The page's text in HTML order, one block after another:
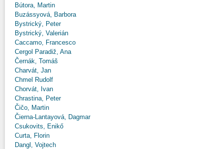
Bútora, Martin
Buzássyová, Barbora
Bystrický, Peter
Bystrický, Valerián
Caccamo, Francesco
Cergol Paradiž, Ana
Černák, Tomáš
Charvát, Jan
Chmel Rudolf
Chorvát, Ivan
Chrastina, Peter
Čičo, Martin
Čierna-Lantayová, Dagmar
Csukovits, Enikő
Curta, Florin
Dangl, Vojtech